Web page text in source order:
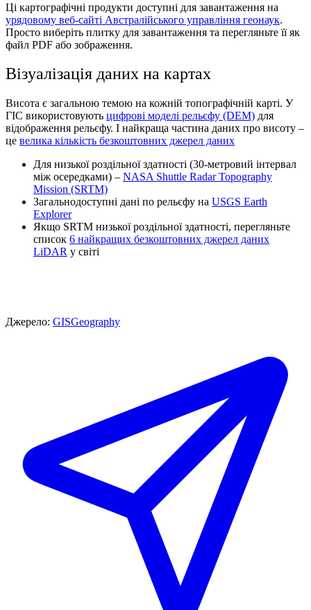
Ці картографічні продукти доступні для завантаження на
урядовому веб-сайті Австралійського управління геонаук.
Просто виберіть плитку для завантаження та перегляньте її як
файл PDF або зображення.
Візуалізація даних на картах
Висота є загальною темою на кожній топографічній карті. У
ГІС використовують цифрові моделі рельєфу (DEM) для
відображення рельєфу. І найкраща частина даних про висоту –
це велика кількість безкоштовних джерел даних
Для низької роздільної здатності (30-метровий інтервал
між осередками) – NASA Shuttle Radar Topography
Mission (SRTM)
Загальнодоступні дані по рельєфу на USGS Earth
Explorer
Якщо SRTM низької роздільної здатності, перегляньте
список 6 найкращих безкоштовних джерел даних
LiDAR у світі
Джерело: GISGeography